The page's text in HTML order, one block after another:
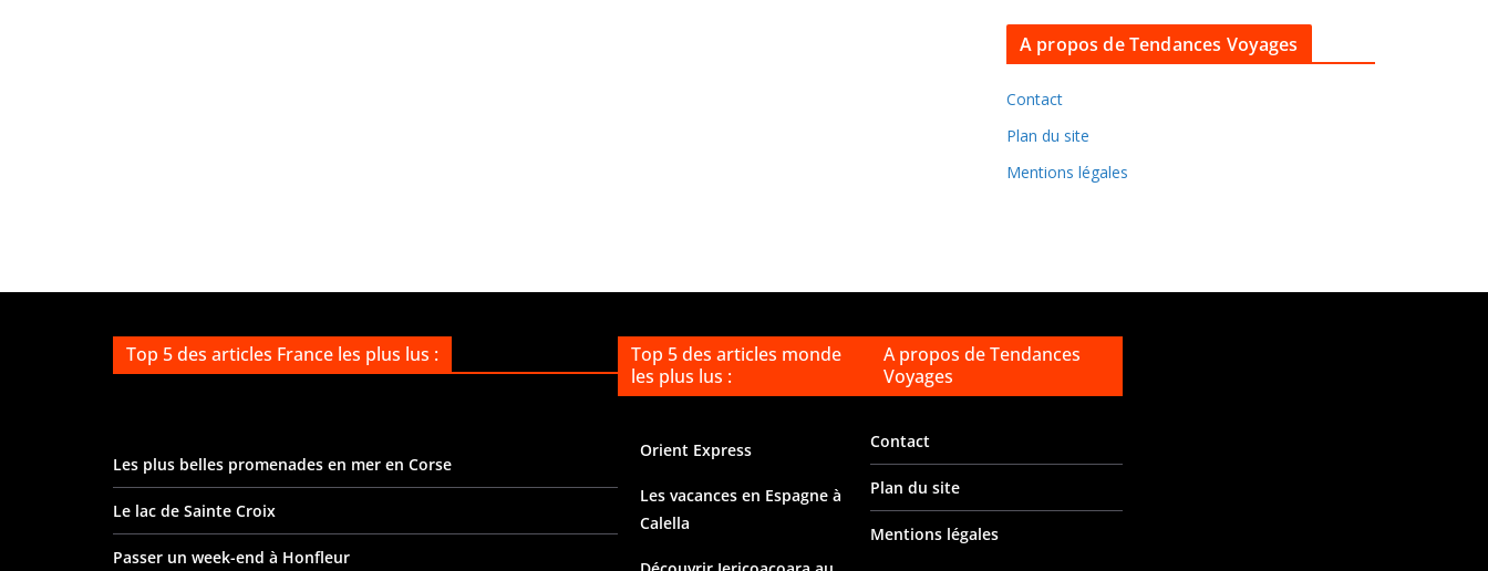
i
s
A propos de Tendances Voyages
Contact
Plan du site
Mentions légales
Top 5 des articles France les plus lus :
Les plus belles promenades en mer en Corse
Le lac de Sainte Croix
Passer un week-end à Honfleur
Top 5 des articles monde
les plus lus :
Orient Express
Les vacances en Espagne à
Calella
A propos de Tendances
Voyages
Contact
Plan du site
Mentions légales